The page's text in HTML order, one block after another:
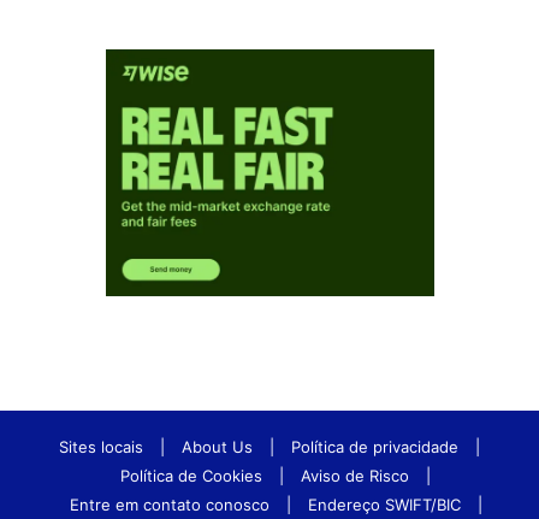
Sites locais About Us Política de privacidade
Política de Cookies
Aviso de Risco
Entre em contato conosco
Endereço SWIFT/BIC